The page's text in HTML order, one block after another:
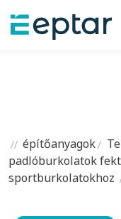
építőanyagok
padlóburkolatok
sportburkolatokhoz